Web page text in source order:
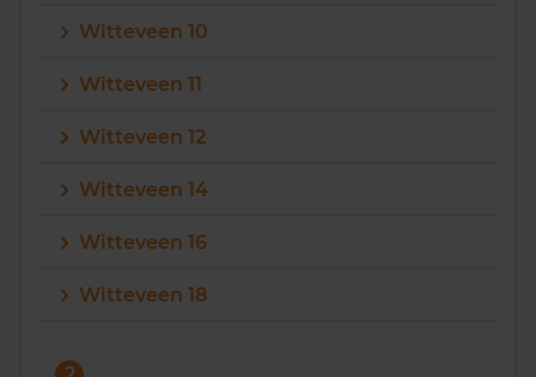
Maandag t/m vrijdag - 08:00 -18:00
Witteveen 10
Witteveen 11
Witteveen 12
Witteveen 14
Witteveen 16
Witteveen 18